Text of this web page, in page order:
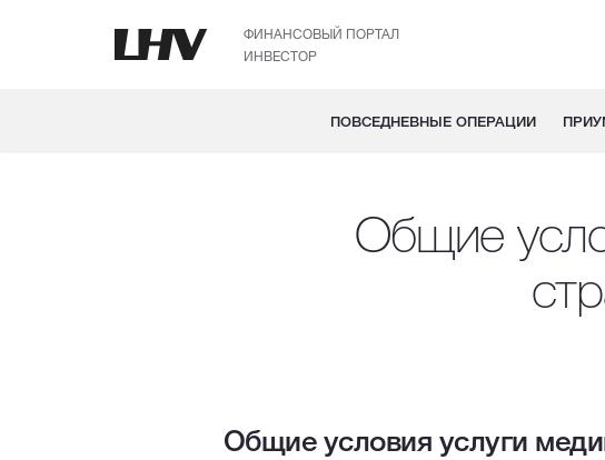
ФИНАНСОВЫЙ ПОРТАЛ
ИНВЕСТОР
ПОВСЕДНЕВНЫЕ ОПЕРАЦИИ
Общие
Общие условия услуги